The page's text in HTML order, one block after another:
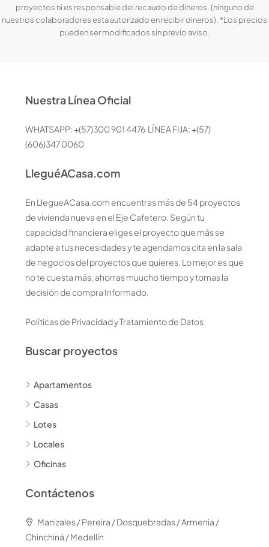
proyectos ni es responsable del recaudo de dineros. (ninguno de
nuestros colaboradores esta autorizado en recibir dineros). *Los precios
pueden ser modificados sin previo aviso.
Nuestra Línea Oficial
WHATSAPP: +(57)300 901 4476 LÍNEA FIJA: +(57)
(606)347 0060
LleguéACasa.com
En LlegueACasa.com encuentras más de 54 proyectos
de vivienda nueva en el Eje Cafetero. Según tu
capacidad financiera eliges el proyecto que más se
adapte a tus necesidades y te agendamos cita en la sala
de negocios del proyectos que quieres. Lo mejor es que
no te cuesta más, ahorras muucho tiempo y tomas la
decisión de compra Informado.
Políticas de Privacidad y Tratamiento de Datos
Buscar proyectos
Apartamentos
Casas
Lotes
Locales
Oficinas
Contáctenos
Manizales / Pereira / Dosquebradas / Armenia /
Chinchiná / Medellín